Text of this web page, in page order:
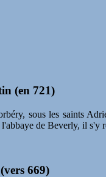
(en 721)
sous les saints
de Beverly, il s'y
669)